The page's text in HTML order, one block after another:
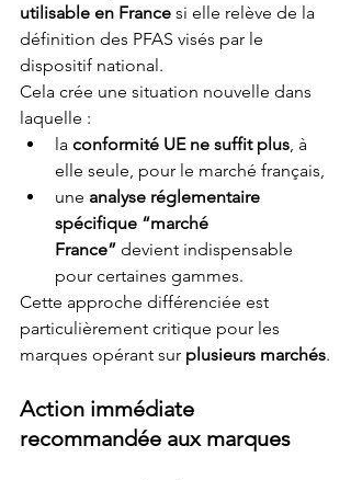
utilisable en France si elle relève de la
définition des PFAS visés par le
dispositif national.
Cela crée une situation nouvelle dans
laquelle :
la conformité UE ne suffit plus, à
elle seule, pour le marché français,
une analyse réglementaire
spécifique “marché
France” devient indispensable
pour certaines gammes.
Cette approche différenciée est
particulièrement critique pour les
marques opérant sur plusieurs marchés.
Action immédiate
recommandée aux marques